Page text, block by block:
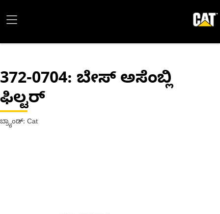
372-0704: ಬೇಸ್ ಅಸೆಂಬ್ಲಿ
ಫಿಲ್ಟರ್
ಬ್ರ್ಯಾಂಡ್: Cat